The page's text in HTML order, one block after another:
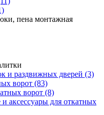
пена монтажная
и раздвижных дверей (3)
ворот (83)
ворот (8)
аксессуары для откатных